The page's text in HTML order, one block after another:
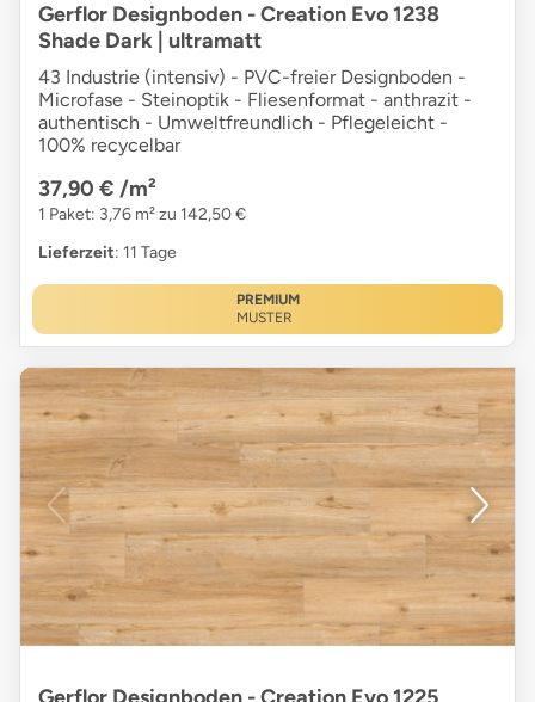
Gerflor Designboden - Creation Evo 1238
Shade Dark | ultramatt
43 Industrie (intensiv) - PVC-freier Designboden -
Microfase - Steinoptik - Fliesenformat - anthrazit -
authentisch - Umweltfreundlich - Pflegeleicht -
100% recycelbar
37,90 € /m²
1 Paket: 3,76 m² zu 142,50 €
Lieferzeit: 11 Tage
PREMIUM
MUSTER